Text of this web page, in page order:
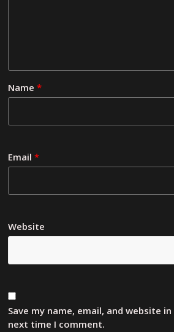
Name*
Email*
Website
Save my name, email, and website
next time I comment.